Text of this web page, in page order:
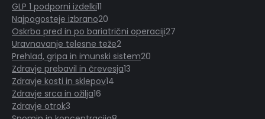
GLP 1 podporni izdelki11
izdelkov
Najpogosteje izbrano20
izdelkov
Oskrba pred in po bariatrični operaciji27
Uravnavanje telesne teže2
izdelka
Prehlad, gripa in imunski sistem20
Zdravje prebavil in črevesja13
Zdravje kosti in sklepov14
Zdravje srca in ožilja16
Zdravje otrok3